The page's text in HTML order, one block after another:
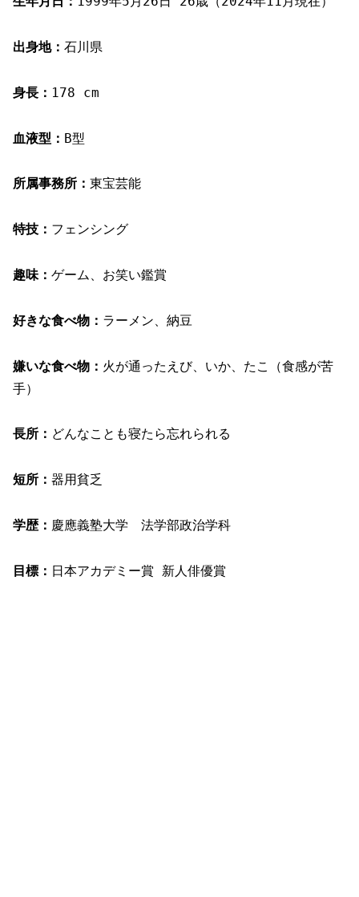
出身地： 石川県
身長： 178 cm
血液型： B型
所属事務所： 東宝芸能
特技： フェンシング
趣味： ゲーム、お笑い鑑賞
好きな食べ物： ラーメン、納豆
嫌いな食べ物： 火が通ったえび、いか、たこ（食感が苦
手）
長所： どんなことも寝たら忘れられる
短所： 器用貧乏
学歴： 慶應義塾大学 法学部政治学科
目標： 日本アカデミー賞 新人俳優賞